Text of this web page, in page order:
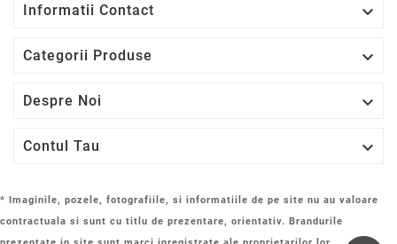
Informatii Contact 
Categorii Produse 
Despre Noi 
Contul Tau 
* Imaginile, pozele, fotografiile, si informatiile de pe site nu au valoare
contractuala si sunt cu titlu de prezentare, orientativ. Brandurile